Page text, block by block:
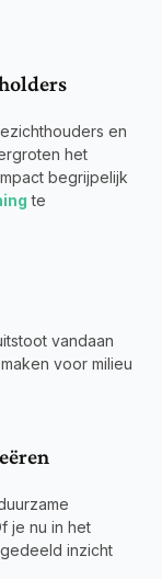
en
het
begrijpelijk
te
vandaan
voor milieu
je nu in het
inzicht